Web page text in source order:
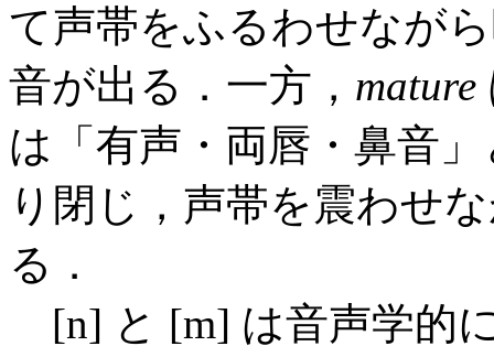
て声帯をふるわせなが
音が出る．一方， mature
は「有声・両唇・鼻音
り閉じ，声帯を震わせ
る．
[n] と [m] は音声学的